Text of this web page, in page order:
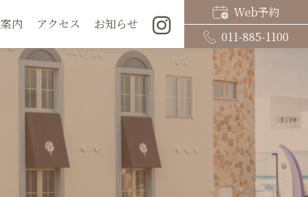
内 アクセス お知らせ
Web予約
011-885-1100